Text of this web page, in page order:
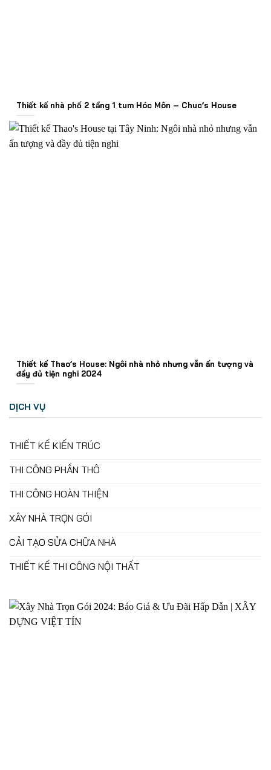
Thiết kế nhà phố 2 tầng 1 tum Hóc Môn – Chuc’s House
Thiết kế Thao’s House: Ngôi nhà nhỏ nhưng vẫn ấn tượng và
đầy đủ tiện nghi 2024
DỊCH VỤ
THIẾT KẾ KIẾN TRÚC
THI CÔNG PHẦN THÔ
THI CÔNG HOÀN THIỆN
XÂY NHÀ TRỌN GÓI
CẢI TẠO SỬA CHỮA NHÀ
THIẾT KẾ THI CÔNG NỘI THẤT